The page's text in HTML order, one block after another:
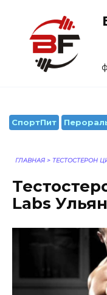
содержанию
СпортПит
ГЛАВНАЯ > ТЕСТОСТЕРОН
Labs